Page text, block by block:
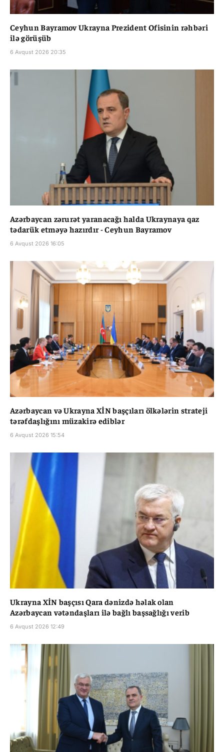
Ceyhun Bayramov Ukrayna Prezident Ofisinin rəhbəri
ilə görüşüb
6 Avqust 2026 20:35
Azərbaycan zərurət yaranacağı halda Ukraynaya qaz
tədarük etməyə hazırdır - Ceyhun Bayramov
6 Avqust 2026 16:05
Azərbaycan və Ukrayna XİN başçıları ölkələrin strateji
tərəfdaşlığını müzakirə ediblər
6 Avqust 2026 15:54
Ukrayna XİN başçısı Qara dənizdə həlak olan
Azərbaycan vətəndaşları ilə bağlı başsağlığı verib
6 Avqust 2026 12:49